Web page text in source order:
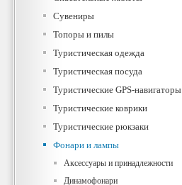
Сувениры
Топоры и пилы
Туристическая одежда
Туристическая посуда
Туристические GPS-навигаторы
Туристические коврики
Туристические рюкзаки
Фонари и лампы
Аксессуары и принадлежности
Динамофонари